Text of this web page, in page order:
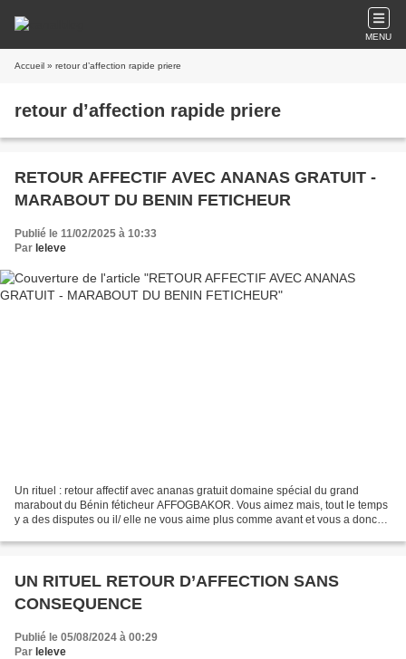
MENU
Accueil » retour d’affection rapide priere
retour d’affection rapide priere
RETOUR AFFECTIF AVEC ANANAS GRATUIT -
MARABOUT DU BENIN FETICHEUR
Publié le 11/02/2025 à 10:33
Par leleve
Un rituel : retour affectif avec ananas gratuit domaine spécial du grand
marabout du Bénin féticheur AFFOGBAKOR. Vous aimez mais, tout le temps
y a des disputes ou il/ elle ne vous aime plus comme avant et vous a donc
UN RITUEL RETOUR D’AFFECTION SANS
CONSEQUENCE
Publié le 05/08/2024 à 00:29
Par leleve